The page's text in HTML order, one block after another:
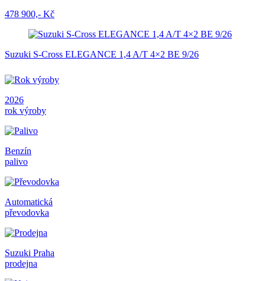
478 900,- Kč
Suzuki S-Cross ELEGANCE 1,4 A/T 4×2 BE 9/26
2026
rok výroby
Benzín
palivo
Automatická
převodovka
Suzuki Praha
prodejna